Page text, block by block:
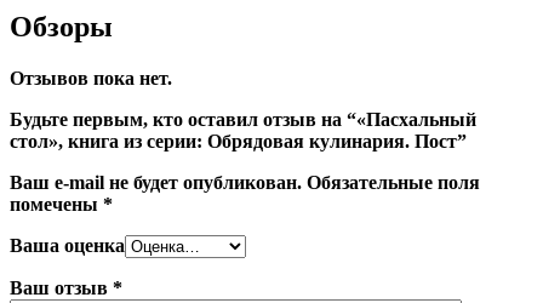
Обзоры
Отзывов пока нет.
Будьте первым, кто оставил отзыв на “«Пасхальный
стол», книга из серии: Обрядовая кулинария. Пост”
Ваш e-mail не будет опубликован. Обязательные поля
помечены *
Ваша оценка
Ваш отзыв *